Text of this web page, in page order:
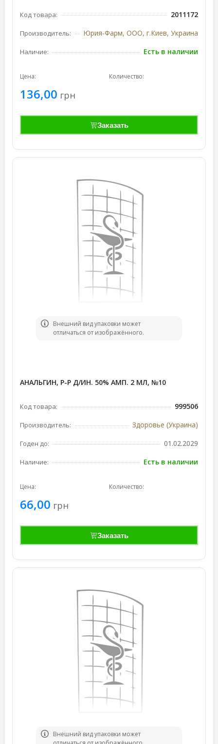
Код товара: 2011172
Производитель: Юрия-Фарм, ООО, г.Киев, Украина
Наличие: Есть в наличии
Цена:
136,00 грн
Количество:
Заказать
Bнешний вид упаковки может
отличаться от изображённого.
АНАЛЬГИН, Р-Р Д/ИН. 50% АМП. 2 МЛ, №10
Код товара: 999506
Производитель: Здоровье (Украина)
Годен до: 01.02.2029
Наличие: Есть в наличии
Цена:
66,00 грн
Количество:
Заказать
Bнешний вид упаковки может